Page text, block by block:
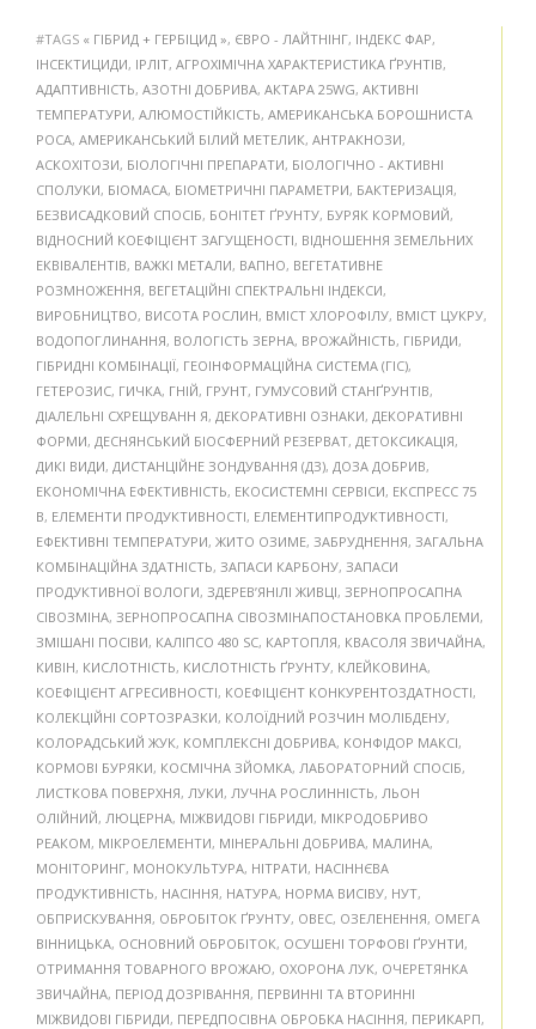
#TAGS « ГІБРИД + ГЕРБІЦИД », ЄВРО - ЛАЙТНІНГ, ІНДЕКС ФАР,
ІНСЕКТИЦИДИ, ІРЛІТ, АГРОХІМІЧНА ХАРАКТЕРИСТИКА ҐРУНТІВ,
АДАПТИВНІСТЬ, АЗОТНІ ДОБРИВА, АКТАРА 25WG, АКТИВНІ
ТЕМПЕРАТУРИ, АЛЮМОСТІЙКІСТЬ, АМЕРИКАНСЬКА БОРОШНИСТА
РОСА, АМЕРИКАНСЬКИЙ БІЛИЙ МЕТЕЛИК, АНТРАКНОЗИ,
АСКОХІТОЗИ, БІОЛОГІЧНІ ПРЕПАРАТИ, БІОЛОГІЧНО - АКТИВНІ
СПОЛУКИ, БІОМАСА, БІОМЕТРИЧНІ ПАРАМЕТРИ, БАКТЕРИЗАЦІЯ,
БЕЗВИСАДКОВИЙ СПОСІБ, БОНІТЕТ ҐРУНТУ, БУРЯК КОРМОВИЙ,
ВІДНОСНИЙ КОЕФІЦІЄНТ ЗАГУЩЕНОСТІ, ВІДНОШЕННЯ ЗЕМЕЛЬНИХ
ЕКВІВАЛЕНТІВ, ВАЖКІ МЕТАЛИ, ВАПНО, ВЕГЕТАТИВНЕ
РОЗМНОЖЕННЯ, ВЕГЕТАЦІЙНІ СПЕКТРАЛЬНІ ІНДЕКСИ,
ВИРОБНИЦТВО, ВИСОТА РОСЛИН, ВМІСТ ХЛОРОФІЛУ, ВМІСТ ЦУКРУ,
ВОДОПОГЛИНАННЯ, ВОЛОГІСТЬ ЗЕРНА, ВРОЖАЙНІСТЬ, ГІБРИДИ,
ГІБРИДНІ КОМБІНАЦІЇ, ГЕОІНФОРМАЦІЙНА СИСТЕМА (ГІС),
ГЕТЕРОЗИС, ГИЧКА, ГНІЙ, ГРУНТ, ГУМУСОВИЙ СТАНҐРУНТІВ,
ДІАЛЕЛЬНІ СХРЕЩУВАНН Я, ДЕКОРАТИВНІ ОЗНАКИ, ДЕКОРАТИВНІ
ФОРМИ, ДЕСНЯНСЬКИЙ БІОСФЕРНИЙ РЕЗЕРВАТ, ДЕТОКСИКАЦІЯ,
ДИКІ ВИДИ, ДИСТАНЦІЙНЕ ЗОНДУВАННЯ (ДЗ), ДОЗА ДОБРИВ,
ЕКОНОМІЧНА ЕФЕКТИВНІСТЬ, ЕКОСИСТЕМНІ СЕРВІСИ, ЕКСПРЕСС 75
В, ЕЛЕМЕНТИ ПРОДУКТИВНОСТІ, ЕЛЕМЕНТИПРОДУКТИВНОСТІ,
ЕФЕКТИВНІ ТЕМПЕРАТУРИ, ЖИТО ОЗИМЕ, ЗАБРУДНЕННЯ, ЗАГАЛЬНА
КОМБІНАЦІЙНА ЗДАТНІСТЬ, ЗАПАСИ КАРБОНУ, ЗАПАСИ
ПРОДУКТИВНОЇ ВОЛОГИ, ЗДЕРЕВ’ЯНІЛІ ЖИВЦІ, ЗЕРНОПРОСАПНА
СІВОЗМІНА, ЗЕРНОПРОСАПНА СІВОЗМІНАПОСТАНОВКА ПРОБЛЕМИ,
ЗМІШАНІ ПОСІВИ, КАЛІПСО 480 SC, КАРТОПЛЯ, КВАСОЛЯ ЗВИЧАЙНА,
КИВІН, КИСЛОТНІСТЬ, КИСЛОТНІСТЬ ҐРУНТУ, КЛЕЙКОВИНА,
КОЕФІЦІЄНТ АГРЕСИВНОСТІ, КОЕФІЦІЄНТ КОНКУРЕНТОЗДАТНОСТІ,
КОЛЕКЦІЙНІ СОРТОЗРАЗКИ, КОЛОЇДНИЙ РОЗЧИН МОЛІБДЕНУ,
КОЛОРАДСЬКИЙ ЖУК, КОМПЛЕКСНІ ДОБРИВА, КОНФІДОР МАКСІ,
КОРМОВІ БУРЯКИ, КОСМІЧНА ЗЙОМКА, ЛАБОРАТОРНИЙ СПОСІБ,
ЛИСТКОВА ПОВЕРХНЯ, ЛУКИ, ЛУЧНА РОСЛИННІСТЬ, ЛЬОН
ОЛІЙНИЙ, ЛЮЦЕРНА, МІЖВИДОВІ ГІБРИДИ, МІКРОДОБРИВО
РЕАКОМ, МІКРОЕЛЕМЕНТИ, МІНЕРАЛЬНІ ДОБРИВА, МАЛИНА,
МОНІТОРИНГ, МОНОКУЛЬТУРА, НІТРАТИ, НАСІННЄВА
ПРОДУКТИВНІСТЬ, НАСІННЯ, НАТУРА, НОРМА ВИСІВУ, НУТ,
ОБПРИСКУВАННЯ, ОБРОБІТОК ҐРУНТУ, ОВЕС, ОЗЕЛЕНЕННЯ, ОМЕГА
ВІННИЦЬКА, ОСНОВНИЙ ОБРОБІТОК, ОСУШЕНІ ТОРФОВІ ҐРУНТИ,
ОТРИМАННЯ ТОВАРНОГО ВРОЖАЮ, ОХОРОНА ЛУК, ОЧЕРЕТЯНКА
ЗВИЧАЙНА, ПЕРІОД ДОЗРІВАННЯ, ПЕРВИННІ ТА ВТОРИННІ
МІЖВИДОВІ ГІБРИДИ, ПЕРЕДПОСІВНА ОБРОБКА НАСІННЯ, ПЕРИКАРП,